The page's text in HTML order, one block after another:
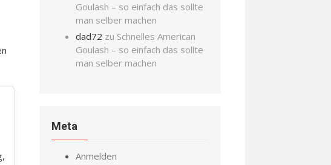
Goulash – so einfach das sollte
man selber machen
dad72 zu Schnelles American
Goulash – so einfach das sollte
man selber machen
Meta
Anmelden